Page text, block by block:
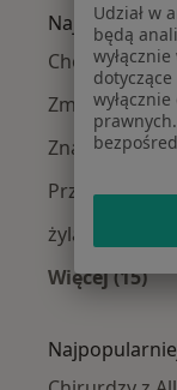
Najczęście
Choroby
Zmiany
Znamiona w
Przepuklina
żylaki
Więcej (15)
Udział w
będą